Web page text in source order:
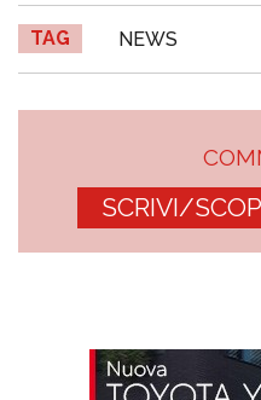
TAG NEWS
SCRIVI/